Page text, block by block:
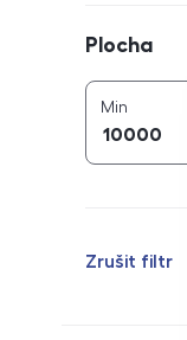
Plocha
Min
Zrušit filtr